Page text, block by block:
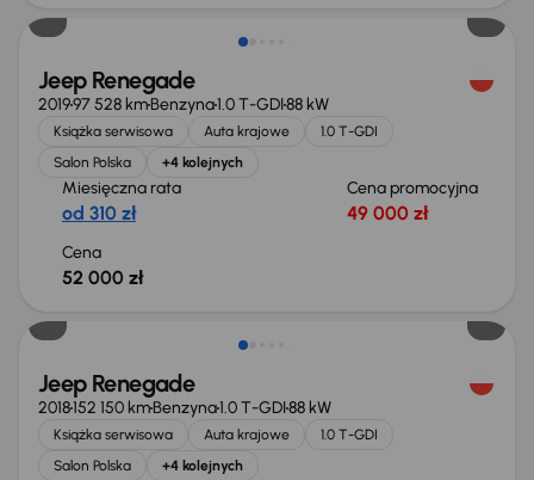
Jeep Renegade
201997 528 kmBenzyna1.0 T-GDI88 kW
Książka serwisowa Auta krajowe
1.0 T-GDI
Salon Polska
+4 kolejnych
Miesięczna rata
od 310 zł
Cena promocyjna
49 000 zł
Cena
52 000 zł
Jeep Renegade
2018152 150 kmBenzyna1.0 T-GDI88 kW
Książka serwisowa Auta krajowe
1.0 T-GDI
Salon Polska
+4 kolejnych